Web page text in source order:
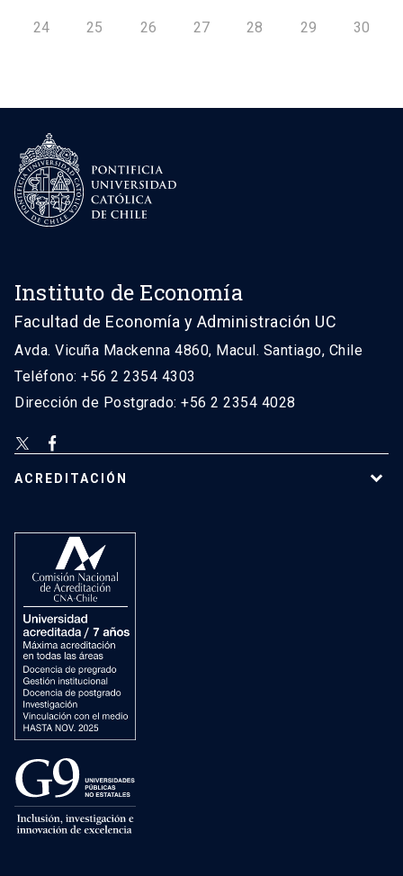
24 25 26 27 28 29 30
Instituto de Economía
Facultad de Economía y Administración UC
Avda. Vicuña Mackenna 4860, Macul. Santiago, Chile
Teléfono: +56 2 2354 4303
Dirección de Postgrado: +56 2 2354 4028
ACREDITACIÓN